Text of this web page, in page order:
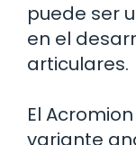
puede ser
en el
articulares.
El
variante